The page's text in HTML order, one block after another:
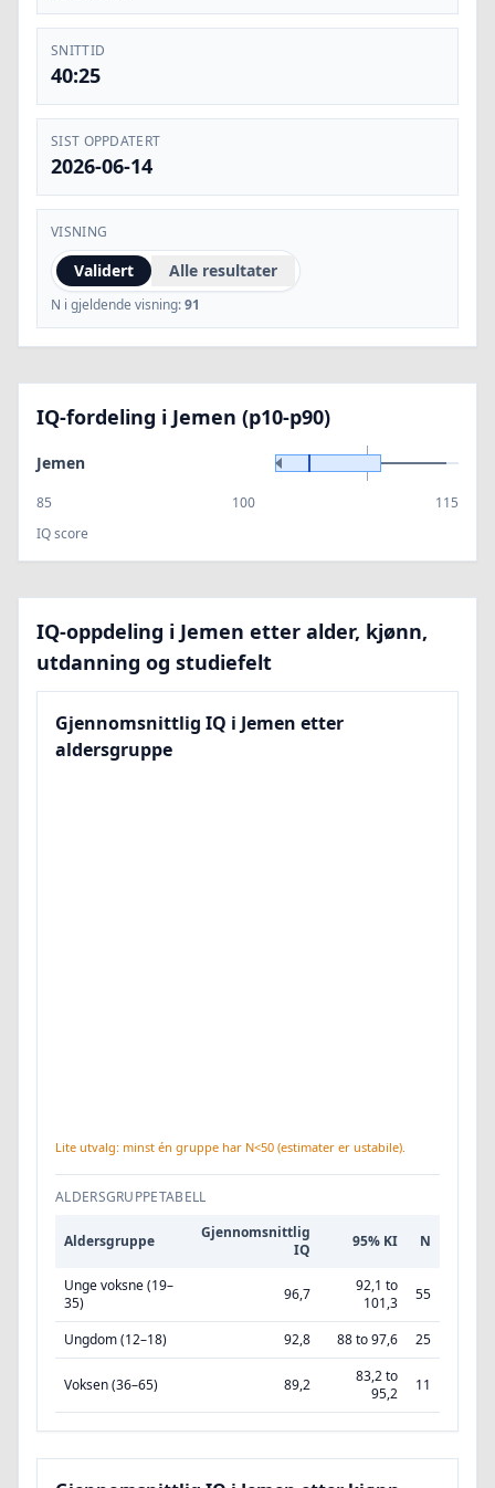
SNITTID
40:25
SIST OPPDATERT
2026-06-14
VISNING
Validert Alle resultater
N i gjeldende visning:91
IQ-fordeling i Jemen (p10-p90)
Jemen
85 100
115
IQ score
IQ-oppdeling i Jemen etter alder, kjønn,
utdanning og studiefelt
Gjennomsnittlig IQ i Jemen etter
aldersgruppe
Lite utvalg: minst én gruppe har N<50 (estimater er ustabile).
ALDERSGRUPPETABELL
Aldersgruppe
Gjennomsnittlig
IQ
95% KI N
Unge voksne (19–
35)
96,7
92,1 to
101,3
55
Ungdom (12–18) 92,8 88 to 97,6 25
Voksen (36–65) 89,2
83,2 to
95,2
11